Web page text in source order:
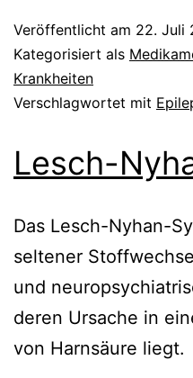
Veröffentlicht am 22. Juli
Kategorisiert als
Krankheiten
Verschlagwortet mit
Lesch-
Das Lesch-Nyhan-
seltener
und
deren Ursache in
von Harnsäure liegt.